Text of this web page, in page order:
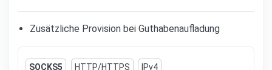
Zusätzliche Provision bei Guthabenaufladung
SOCKS5 HTTP/HTTPS IPv4